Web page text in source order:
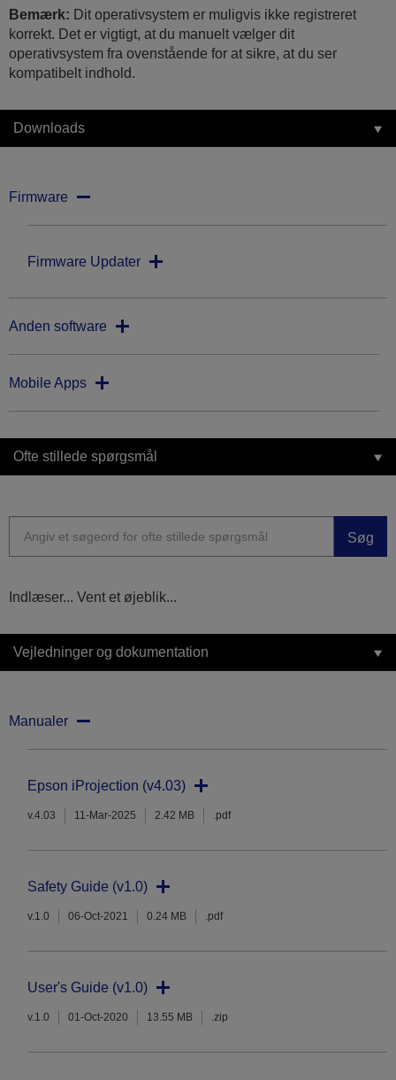
Bemærk: Dit operativsystem er muligvis ikke registreret
korrekt. Det er vigtigt, at du manuelt vælger dit
operativsystem fra ovenstående for at sikre, at du ser
kompatibelt indhold.
Downloads
Firmware
Firmware Updater
Anden software
Mobile Apps
Ofte stillede spørgsmål
Søg
Indlæser... Vent et øjeblik...
Vejledninger og dokumentation
Manualer
Epson iProjection (v4.03)
v.4.03 11-Mar-2025 2.42 MB .pdf
Safety Guide (v1.0)
v.1.0 06-Oct-2021 0.24 MB .pdf
User's Guide (v1.0)
v.1.0 01-Oct-2020 13.55 MB .zip